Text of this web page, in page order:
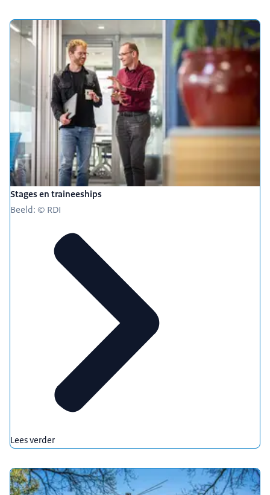
Stages en traineeships
Beeld: © RDI
Lees verder